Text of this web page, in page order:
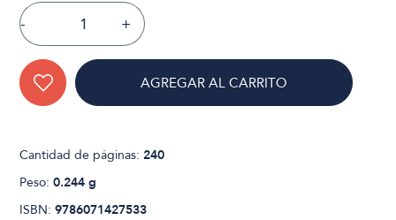
- +
AGREGAR AL CARRITO
Cantidad de páginas:240
Peso:0.244 g
ISBN:9786071427533